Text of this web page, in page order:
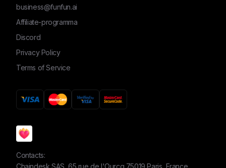
Contacts:
Chaindesk SAS, 65 rue de l'Ourcq 75019 Paris, France
business@funfun.ai
Affiliate-programma
Discord
Privacy Policy
Terms of Service